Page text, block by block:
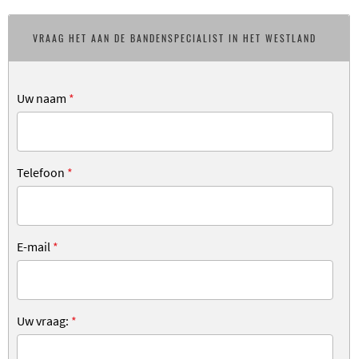
VRAAG HET AAN DE BANDENSPECIALIST IN HET WESTLAND
Uw naam *
Telefoon *
E-mail *
Uw vraag: *